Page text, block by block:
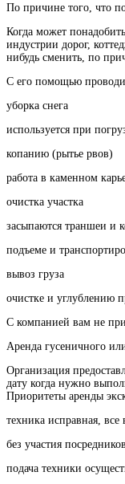
По причине того, что
Когда может
индустрии дорог,
нибудь сменить, по
С его помощью
уборка снега
используется при
копанию (рытье рвов)
работа в каменном
очистка участка
засыпаются траншеи и
подъеме и
вывоз груза
очистке и углублению
С компанией вам не
Аренда гусеничного
Организация
дату когда нужно
Приоритеты аренды
техника исправная,
без участия
подача техники